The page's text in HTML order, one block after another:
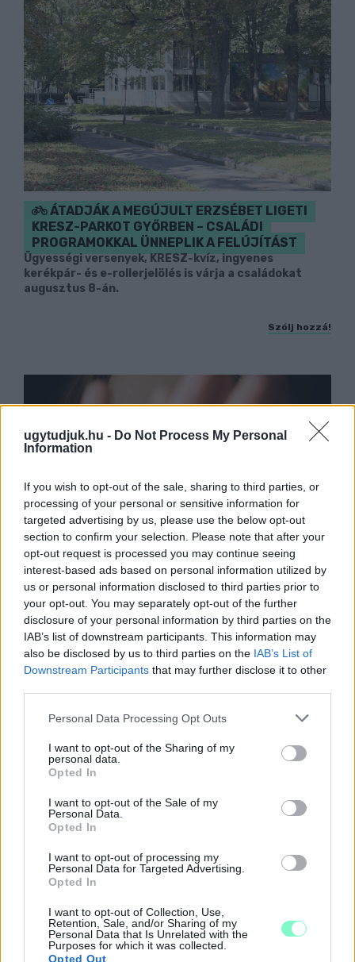
ugytudjuk.hu - Do Not Process My Personal
Information
If you wish to opt-out of the sale, sharing to third parties, or
processing of your personal or sensitive information for
targeted advertising by us, please use the below opt-out
section to confirm your selection. Please note that after your
opt-out request is processed you may continue seeing
interest-based ads based on personal information utilized by
us or personal information disclosed to third parties prior to
your opt-out. You may separately opt-out of the further
disclosure of your personal information by third parties on the
IAB’s list of downstream participants. This information may
also be disclosed by us to third parties on the IAB’s List of
Downstream Participants that may further disclose it to other
Please note that this website/app uses one or more Google
not limited to your visit or usage behaviour. You may click to
grant or deny consent to Google and its third-party tags to
use your data for below specified purposes in below Google
consent section.
Personal Data Processing Opt Outs
I want to opt-out of the Sharing of my
personal data.
Opted In
I want to opt-out of the Sale of my
Personal Data.
Opted In
I want to opt-out of processing my
Personal Data for Targeted Advertising.
Opted In
I want to opt-out of Collection, Use,
Retention, Sale, and/or Sharing of my
Personal Data that Is Unrelated with the
Purposes for which it was collected.
Opted Out
ÁTADJÁK A MEGÚJULT ERZSÉBET LIGETI
KRESZ-PARKOT GYŐRBEN – CSALÁDI
PROGRAMOKKAL ÜNNEPLIK A FELÚJÍTÁST
Ügyességi versenyek, KRESZ-kvíz, ingyenes
kerékpár- és e-rollerjelölés is várja a családokat
augusztus 8-án.
Szólj hozzá!
NŐVERŐ SZOMBATHELYI FÉRFI ELLEN EMELT
VÁDAT AZ ÜGYÉSZSÉG
A férfi a nyílt utcán kezdte verni áldozatát.
Szólj hozzá!
A RÓMAIAKTÓL AZ AGYAGKATONÁKIG –
TÁRLATVEZETÉSEK, WORKSHOP ÉS